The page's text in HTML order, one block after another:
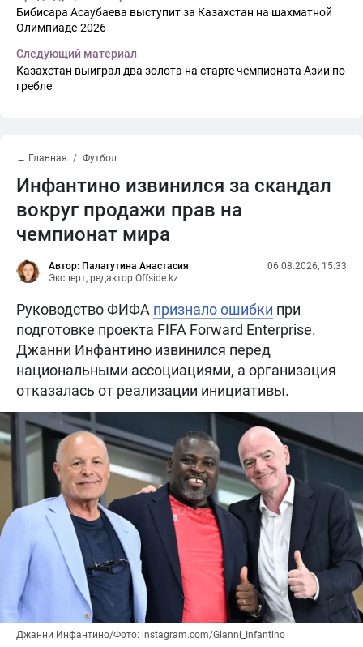
Бибисара Асаубаева выступит за Казахстан на шахматной
Олимпиаде-2026
Следующий материал
Казахстан выиграл два золота на старте чемпионата Азии по
гребле
← Главная Футбол
Инфантино извинился за скандал
вокруг продажи прав на
чемпионат мира
Автор: Палагутина Анастасия
Эксперт, редактор Offside.kz
06.08.2026, 15:33
Руководство ФИФА признало ошибки при
подготовке проекта FIFA Forward Enterprise.
Джанни Инфантино извинился перед
национальными ассоциациями, а организация
отказалась от реализации инициативы.
Джанни Инфантино/Фото: instagram.com/Gianni_Infantino